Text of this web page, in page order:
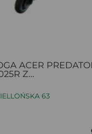
ACER
Z...
63